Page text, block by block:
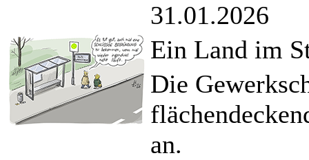
31.01.2026
Ein Land im
Die
an.